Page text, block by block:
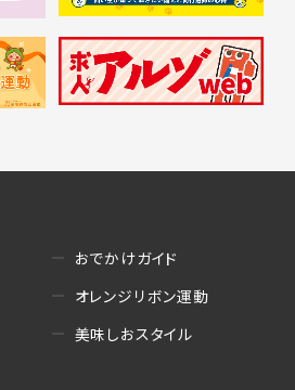
おでかけガイド
オレンジリボン運動
美味しおスタイル